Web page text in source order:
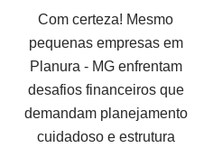
Com certeza! Mesmo
pequenas empresas em
Planura - MG enfrentam
desafios financeiros que
demandam planejamento
cuidadoso e estrutura